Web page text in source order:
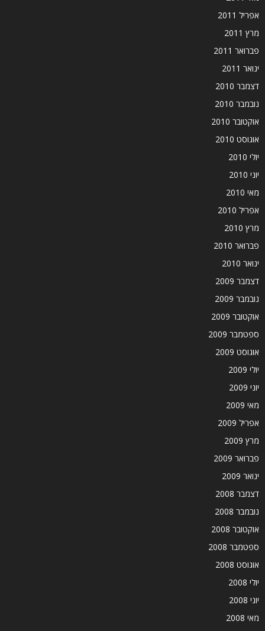
אפריל 2011
מרץ 2011
פברואר 2011
ינואר 2011
דצמבר 2010
נובמבר 2010
אוקטובר 2010
אוגוסט 2010
יולי 2010
יוני 2010
מאי 2010
אפריל 2010
מרץ 2010
פברואר 2010
ינואר 2010
דצמבר 2009
נובמבר 2009
אוקטובר 2009
ספטמבר 2009
אוגוסט 2009
יולי 2009
יוני 2009
מאי 2009
אפריל 2009
מרץ 2009
פברואר 2009
ינואר 2009
דצמבר 2008
נובמבר 2008
אוקטובר 2008
ספטמבר 2008
אוגוסט 2008
יולי 2008
יוני 2008
מאי 2008